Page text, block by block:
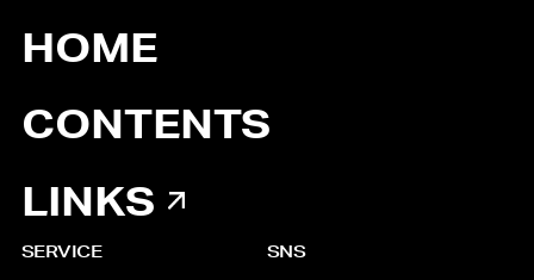
HOME
CONTENTS
LINKS
SERVICE SNS